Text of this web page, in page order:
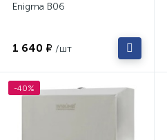
Enigma B06
1 640 ₽ /шт
-40%